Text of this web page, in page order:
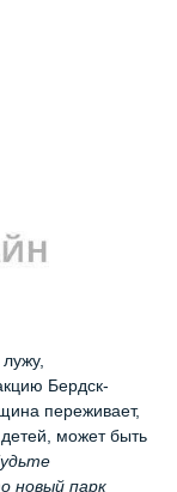
Бердск-
переживает,
может быть
новый парк